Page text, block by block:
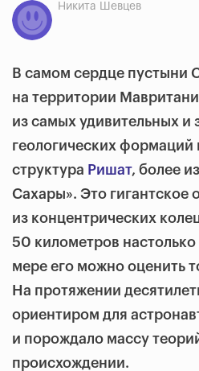
Никита Шевцев
В самом сердце пустыни
на территории
из самых удивительных и
геологических
структура Ришат, более
Сахары». Это гигантское
из концентрических
50 километров
мере его можно оценить
На протяжении
ориентиром для
и порождало массу
происхождении.